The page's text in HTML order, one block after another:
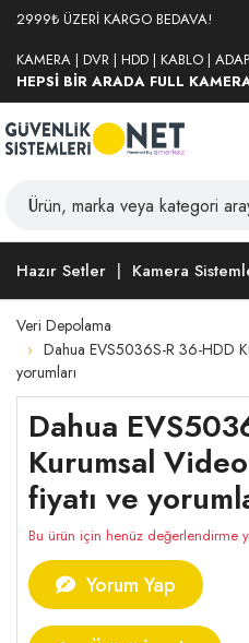
2999₺ ÜZERİ KARGO BEDAVA!
KAMERA | DVR | HDD | KABLO |
HEPSİ BİR ARADA FULL
Hazır Setler Kamera
Veri Depolama
Dahua EVS5036S-R 36-HDD
yorumları
Dahua
Kurumsal
fiyatı ve
Bu ürün için henüz değerlendirme
Yorum Yap